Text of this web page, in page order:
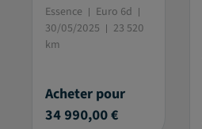
Essence
Euro 6d
30/05/2025
23 520
km
Acheter pour
34 990,00 €